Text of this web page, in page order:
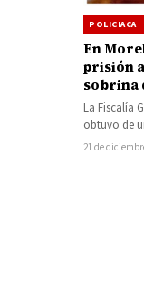
POLICIACA
En
prisión
sobrina
La Fiscalía
obtuvo de
21 de